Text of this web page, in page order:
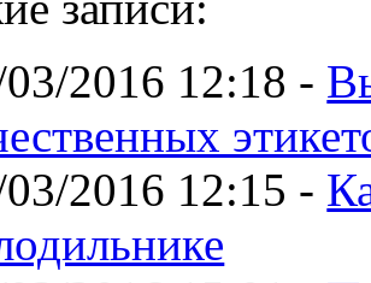
2016 12:18 -
2016 12:15 -